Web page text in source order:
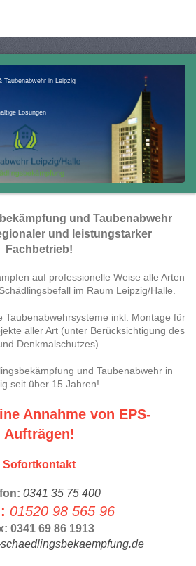
Taubenabwehr in Leipzig
Lösungen
und Taubenabwehr
und leistungstarker
Fachbetrieb!
auf professionelle Weise alle Arten
im Raum Leipzig/Halle.
Taubenabwehrsysteme inkl. Montage für
aller Art (unter Berücksichtigung des
Denkmalschutzes).
und Taubenabwehr in
seit über 15 Jahren!
Annahme von EPS-
Aufträgen!
Sofortkontakt
0341 35 75 400
01520 98 565 96
0341 69 86 1913